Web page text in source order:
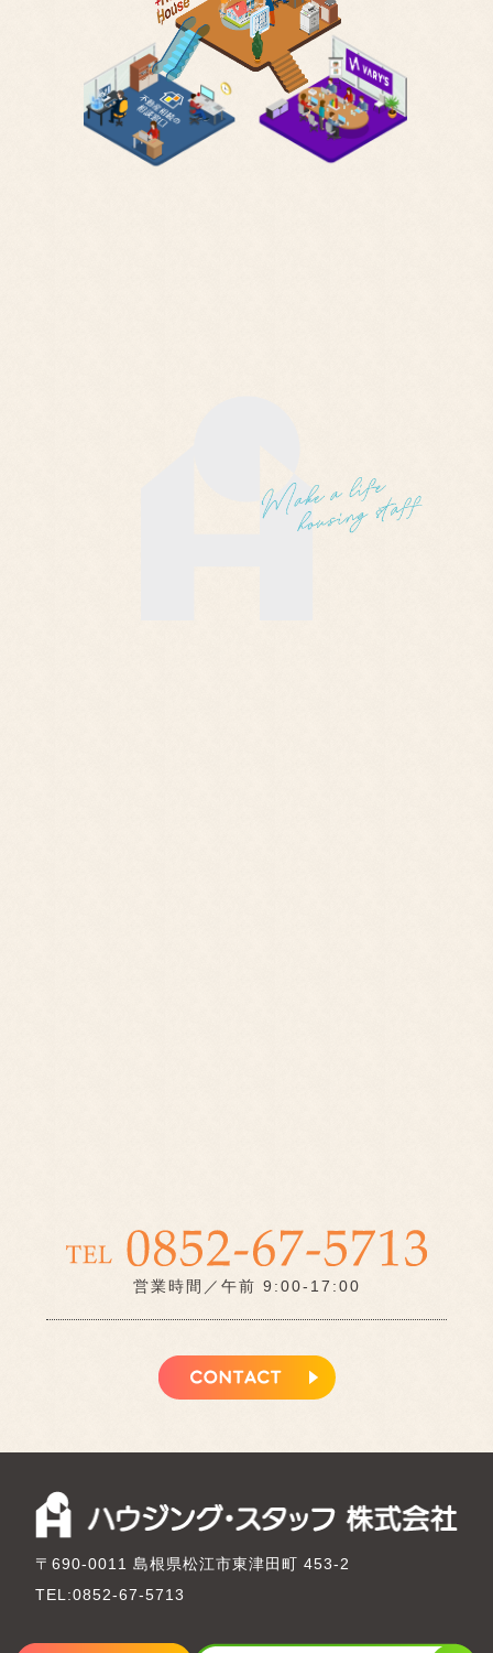
営業時間／午前 9:00-17:00
〒690-0011 島根県松江市東津田町 453-2
TEL:0852-67-5713